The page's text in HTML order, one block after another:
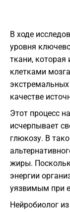
В ходе
уровня
ткани, которая
клетками
экстремальных
качестве
Этот процесс
исчерпывает
глюкозу. В
жиры.
энергии
уязвимым при
Нейробиолог